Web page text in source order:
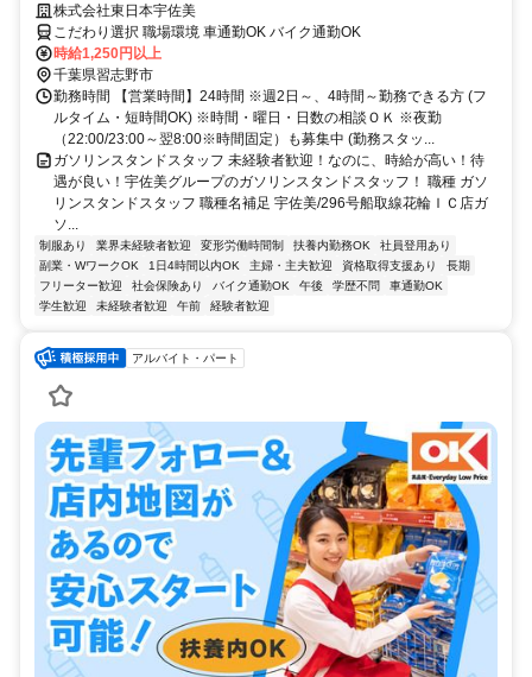
株式会社東日本宇佐美
こだわり選択 職場環境 車通勤OK バイク通勤OK
時給1,250円以上
千葉県習志野市
勤務時間 【営業時間】24時間 ※週2日～、4時間～勤務できる方 (フ
ルタイム・短時間OK) ※時間・曜日・日数の相談ＯＫ ※夜勤
（22:00/23:00～翌8:00※時間固定）も募集中 (勤務スタッ...
ガソリンスタンドスタッフ 未経験者歓迎！なのに、時給が高い！待
遇が良い！宇佐美グループのガソリンスタンドスタッフ！ 職種 ガソ
リンスタンドスタッフ 職種名補足 宇佐美/296号船取線花輪ＩＣ店ガ
ソ...
制服あり 業界未経験者歓迎 変形労働時間制 扶養内勤務OK
社員登用あり
副業・WワークOK
1日4時間以内OK 主婦・主夫歓迎 資格取得支援あり
長期
フリーター歓迎
社会保険あり バイク通勤OK 午後 学歴不問
車通勤OK
学生歓迎
未経験者歓迎 午前 経験者歓迎
アルバイト・パート